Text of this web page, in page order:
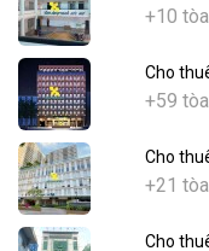
+10
Cho
+59
Cho
+21
Cho